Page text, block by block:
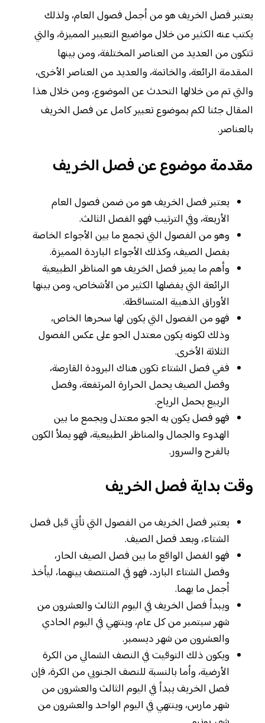
يعتبر فصل الخريف هو من أجمل فصول العام، ولذلك
يكتب عنه الكثير من خلال مواضيع التعبير المميزة، والتي
تتكون من العديد من العناصر المختلفة، ومن بينها
المقدمة الرائعة، والخاتمة، والعديد من العناصر الأخرى،
والتي تم من خلالها التحدث عن الموضوع، ومن خلال هذا
المقال جئنا لكم بموضوع تعبير كامل عن فصل الخريف
بالعناصر.
مقدمة موضوع عن فصل الخريف
يعتبر فصل الخريف هو من ضمن فصول العام
الأربعة، وفي الترتيب فهو الفصل الثالث.
وهو من الفصول التي تجمع ما بين الأجواء الخاصة
بفصل الصيف، وكذلك الأجواء الباردة المميزة.
وأهم ما يميز فصل الخريف هو المناظر الطبيعية
الرائعة التي يفضلها الكثير من الأشخاص، ومن بينها
الأوراق الذهبية المتساقطة.
فهو من الفصول التي يكون لها سحرها الخاص،
وذلك لكونه يكون معتدل الجو على عكس الفصول
الثلاثة الأخرى.
ففي فصل الشتاء تكون هناك البرودة القارصة،
وفصل الصيف يحمل الحرارة المرتفعة، وفصل
الربيع يحمل الرياح.
فهو فصل يكون به الجو معتدل ويجمع ما بين
الهدوء والجمال والمناظر الطبيعية، فهو يملأ الكون
بالفرح والسرور.
وقت بداية فصل الخريف
يعتبر فصل الخريف من الفصول التي تأتي قبل فصل
الشتاء، وبعد فصل الصيف.
فهو الفصل الواقع ما بين فصل الصيف الحار،
وفصل الشتاء البارد، فهو في المنتصف بينهما، ليأخذ
أجمل ما بهما.
ويبدأ فصل الخريف في اليوم الثالث والعشرون من
شهر سبتمبر من كل عام، وينتهي في اليوم الحادي
والعشرون من شهر ديسمبر.
ويكون ذلك التوقيت في النصف الشمالي من الكرة
الأرضية، وأما بالنسبة للنصف الجنوبي من الكرة، فإن
فصل الخريف يبدأ في اليوم الثالث والعشرون من
شهر مارس، وينتهي في اليوم الواحد والعشرون من